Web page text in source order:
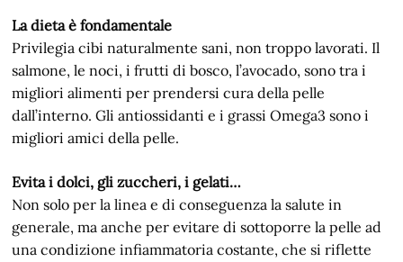
La dieta è fondamentale
Privilegia cibi naturalmente sani, non troppo lavorati. Il
salmone, le noci, i frutti di bosco, l’avocado, sono tra i
migliori alimenti per prendersi cura della pelle
dall’interno. Gli antiossidanti e i grassi Omega3 sono i
migliori amici della pelle.
Evita i dolci, gli zuccheri, i gelati…
Non solo per la linea e di conseguenza la salute in
generale, ma anche per evitare di sottoporre la pelle ad
una condizione infiammatoria costante, che si riflette